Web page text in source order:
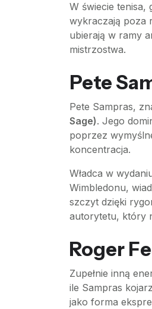
W świecie tenisa,
wykraczają poza
ubierają w ramy
mistrzostwa.
Pete
Pete Sampras,
Sage). Jego
poprzez
koncentracja.
Władca w
Wimbledonu,
szczyt dzięki
autorytetu, który
Roger
Zupełnie inną
ile Sampras
jako forma